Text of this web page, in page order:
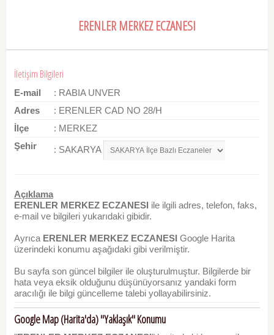
ERENLER MERKEZ ECZANESI
İletişim Bilgileri
E-mail
: RABIA UNVER
Adres
: ERENLER CAD NO 28/H
İlçe
: MERKEZ
Şehir
: SAKARYA
Açıklama
ERENLER MERKEZ ECZANESIile ilgili adres, telefon, faks,
e-mail ve bilgileri yukarıdaki gibidir.
Ayrıca ERENLER MERKEZ ECZANESIGoogle Harita
üzerindeki konumu aşağıdaki gibi verilmiştir.
Bu sayfa son güncel bilgiler ile oluşturulmuştur. Bilgilerde bir
hata veya eksik olduğunu düşünüyorsanız yandaki form
aracılığı ile bilgi güncelleme talebi yollayabilirsiniz.
Google Map (Harita'da) "Yaklaşık" Konumu